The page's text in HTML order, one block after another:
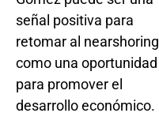
señal positiva para
retomar al nearshoring
como una oportunidad
para promover el
desarrollo económico.